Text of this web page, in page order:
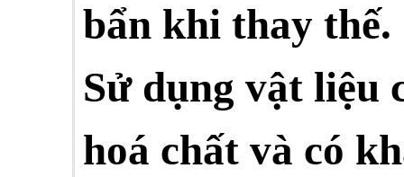
bẩn khi thay thế.
Sử dụng vật liệu
hoá chất và có